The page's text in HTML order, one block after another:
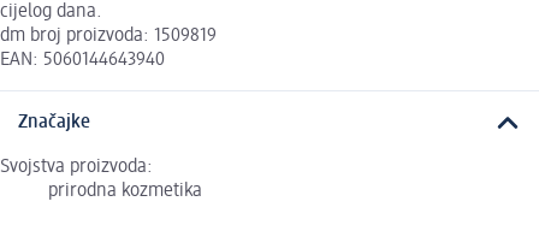
cijelog dana.
dm broj proizvoda: 1509819
EAN: 5060144643940
Značajke
Svojstva proizvoda:
prirodna kozmetika